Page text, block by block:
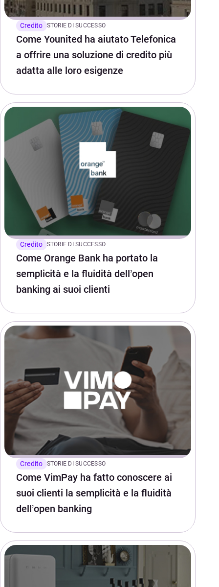
Credito STORIE DI SUCCESSO
Come Younited ha aiutato Telefonica
a offrire una soluzione di credito più
adatta alle loro esigenze
Credito STORIE DI SUCCESSO
Come Orange Bank ha portato la
semplicità e la fluidità dell’open
banking ai suoi clienti
Credito STORIE DI SUCCESSO
Come VimPay ha fatto conoscere ai
suoi clienti la semplicità e la fluidità
dell’open banking